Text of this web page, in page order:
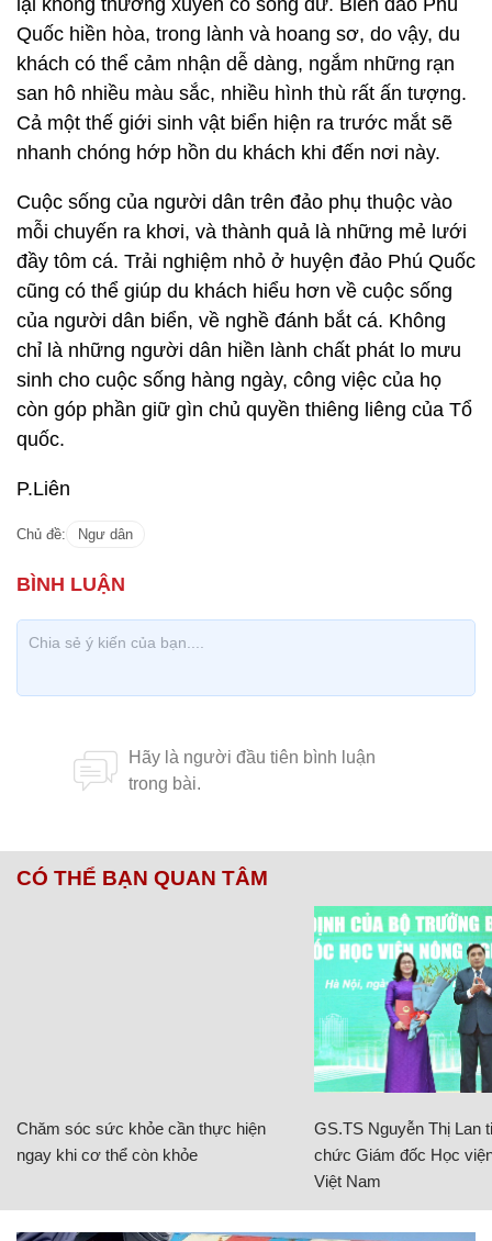
lại không thường xuyên có sóng dữ. Biển đảo Phú
Quốc hiền hòa, trong lành và hoang sơ, do vậy, du
khách có thể cảm nhận dễ dàng, ngắm những rạn
san hô nhiều màu sắc, nhiều hình thù rất ấn tượng.
Cả một thế giới sinh vật biển hiện ra trước mắt sẽ
nhanh chóng hớp hồn du khách khi đến nơi này.
Cuộc sống của người dân trên đảo phụ thuộc vào
mỗi chuyến ra khơi, và thành quả là những mẻ lưới
đầy tôm cá. Trải nghiệm nhỏ ở huyện đảo Phú Quốc
cũng có thể giúp du khách hiểu hơn về cuộc sống
của người dân biển, về nghề đánh bắt cá. Không
chỉ là những người dân hiền lành chất phát lo mưu
sinh cho cuộc sống hàng ngày, công việc của họ
còn góp phần giữ gìn chủ quyền thiêng liêng của Tổ
quốc.
P.Liên
Chủ đề: Ngư dân
CÓ THỂ BẠN QUAN TÂM
Chăm sóc sức khỏe cần thực hiện
ngay khi cơ thể còn khỏe
GS.TS Nguyễn Thị Lan
chức Giám đốc Học
Việt Nam